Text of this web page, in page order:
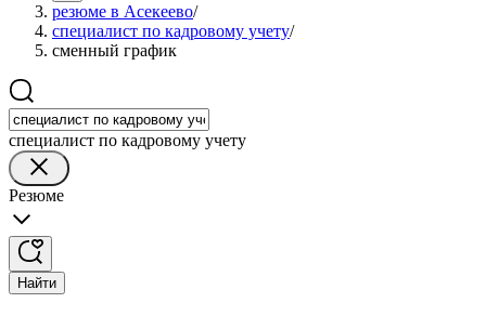
резюме в Асекеево/
специалист по кадровому учету/
сменный график
специалист по кадровому учету
Резюме
Найти